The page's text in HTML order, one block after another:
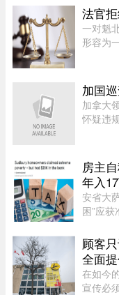
Couture
断加重
法官
一对魁
形容为
加国
加拿大
怀疑违
可能违
房主
年入
安省大
困”应
了该业
后，年
顾客
全面
在如今
宣传必